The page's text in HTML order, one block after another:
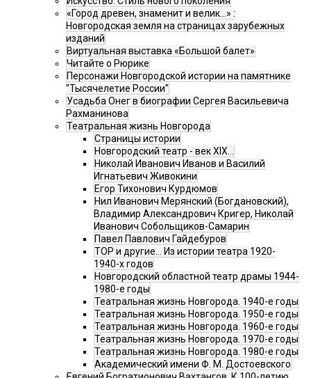
«Город древен, знаменит и велик…» :
Новгородская земля на страницах зарубежных
изданий
Виртуальная выставка «Большой балет»
Читайте о Рюрике
Персонажи Новгородской истории на памятнике
"Тысячелетие России"
Усадьба Онег в биографии Сергея Васильевича
Рахманинова
Театральная жизнь Новгорода
Страницы истории
Новгородский театр - век XIX…
Николай Иванович Иванов и Василий
Игнатьевич Живокини
Егор Тихонович Курдюмов
Нил Иванович Мерянский (Богдановский),
Владимир Александрович Кригер, Николай
Иванович Собольщиков-Самарин
Павел Павлович Гайдебуров
ТОР и другие… Из истории театра 1920-
1940-х годов
Новгородский областной театр драмы 1944-
1980-е годы
Театральная жизнь Новгорода. 1940-е годы
Театральная жизнь Новгорода. 1950-е годы
Театральная жизнь Новгорода. 1960-е годы
Театральная жизнь Новгорода. 1970-е годы
Театральная жизнь Новгорода. 1980-е годы
Академический имени Ф. М. Достоевского